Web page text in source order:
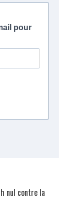
nul contre la